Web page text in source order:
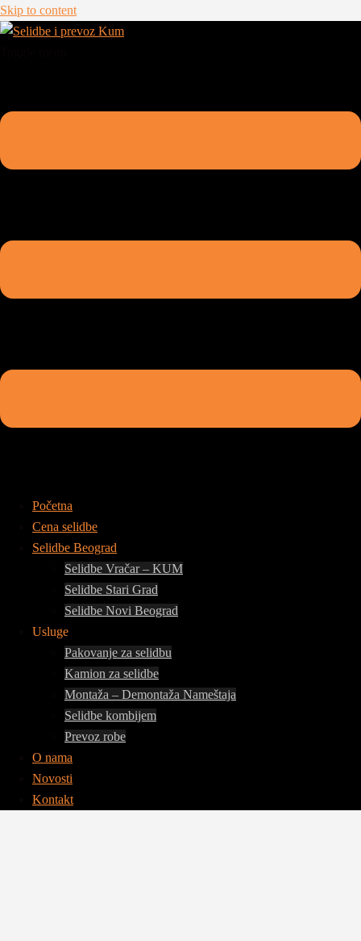
Skip to content
Početna
Cena selidbe
Selidbe Beograd
Selidbe Vračar – KUM
Selidbe Stari Grad
Selidbe Novi Beograd
Usluge
Pakovanje za selidbu
Kamion za selidbe
Montaža – Demontaža Nameštaja
Selidbe kombijem
Prevoz robe
O nama
Novosti
Kontakt